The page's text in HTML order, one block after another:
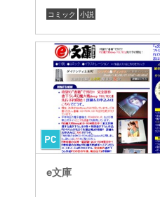
コミック 小説
e文庫